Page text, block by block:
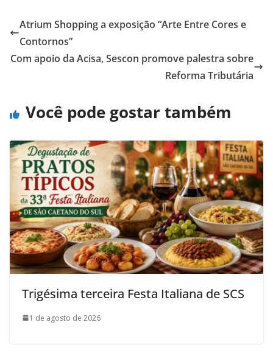
Atrium Shopping a exposição “Arte Entre Cores e
Contornos”
Com apoio da Acisa, Sescon promove palestra sobre
Reforma Tributária
Você pode gostar também
Trigésima terceira Festa Italiana de SCS
1 de agosto de 2026